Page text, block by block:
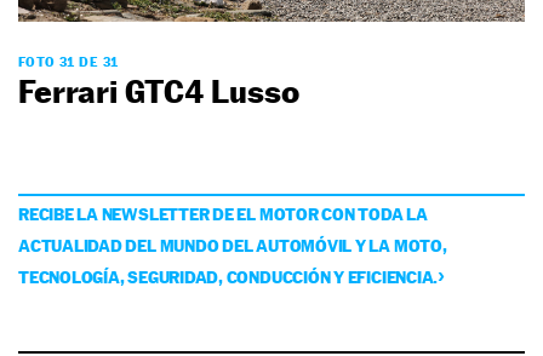
FOTO 31 DE 31
Ferrari GTC4 Lusso
RECIBE LA NEWSLETTER DE EL MOTOR CON TODA LA
ACTUALIDAD DEL MUNDO DEL AUTOMÓVIL Y LA MOTO,
TECNOLOGÍA, SEGURIDAD, CONDUCCIÓN Y EFICIENCIA.